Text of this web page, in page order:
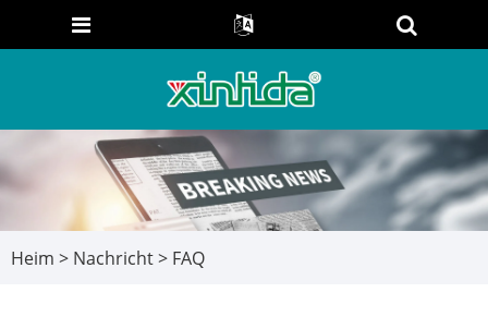
Heim > Nachricht> FAQ